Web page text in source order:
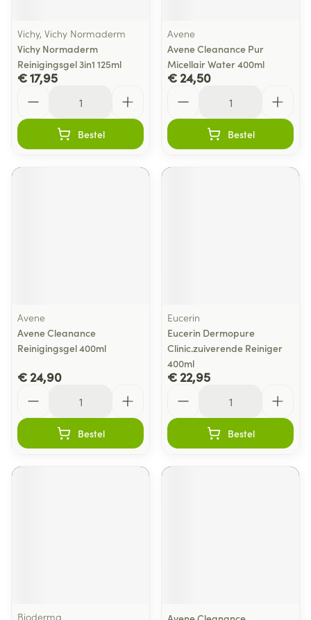
Vichy, Vichy Normaderm
Vichy Normaderm
Reinigingsgel 3in1 125ml
€ 17,95
Bestel
Avene
Avene Cleanance Pur
Micellair Water 400ml
€ 24,50
Bestel
Avene
Avene Cleanance
Reinigingsgel 400ml
€ 24,90
Bestel
Eucerin
Eucerin Dermopure
Clinic.zuiverende Reiniger
400ml
€ 22,95
Bestel
Bioderma